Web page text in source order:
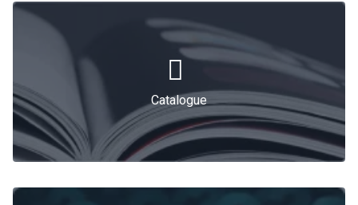
Catalogue
Catalogue
S.S.S